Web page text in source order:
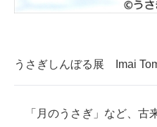
IT製品の技術・比較・事例
製造業のIT導入・活用を支援
うさぎしんぼる展 Imai
「月のうさぎ」など、古